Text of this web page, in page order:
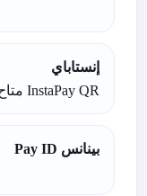
إنستاباي
InstaPay QR متاح عند الطلب
بينانس Pay ID